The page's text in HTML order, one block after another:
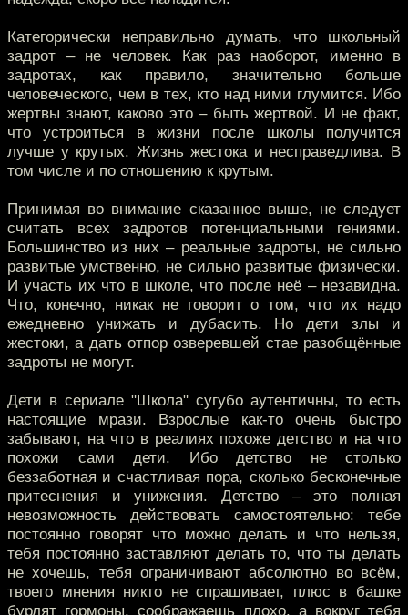
Категорически неправильно думать, что школьный
задрот – не человек. Как раз наоборот, именно в
задротах, как правило, значительно больше
человеческого, чем в тех, кто над ними глумится. Ибо
жертвы знают, каково это – быть жертвой. И не факт,
что устроиться в жизни после школы получится
лучше у крутых. Жизнь жестока и несправедлива. В
том числе и по отношению к крутым.
Принимая во внимание сказанное выше, не следует
считать всех задротов потенциальными гениями.
Большинство из них – реальные задроты, не сильно
развитые умственно, не сильно развитые физически.
И участь их что в школе, что после неё – незавидна.
Что, конечно, никак не говорит о том, что их надо
ежедневно унижать и дубасить. Но дети злы и
жестоки, а дать отпор озверевшей стае разобщённые
задроты не могут.
Дети в сериале "Школа" сугубо аутентичны, то есть
настоящие мрази. Взрослые как-то очень быстро
забывают, на что в реалиях похоже детство и на что
похожи сами дети. Ибо детство не столько
беззаботная и счастливая пора, сколько бесконечные
притеснения и унижения. Детство – это полная
невозможность действовать самостоятельно: тебе
постоянно говорят что можно делать и что нельзя,
тебя постоянно заставляют делать то, что ты делать
не хочешь, тебя ограничивают абсолютно во всём,
твоего мнения никто не спрашивает, плюс в башке
бурлят гормоны, соображаешь плохо, а вокруг тебя